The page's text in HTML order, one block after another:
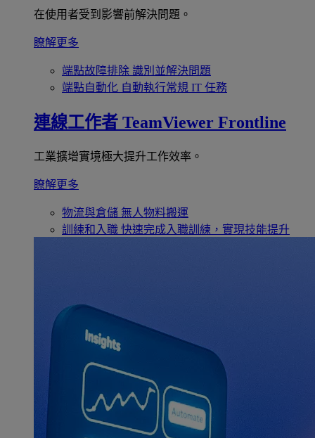
在使用者受到影響前解決問題。
瞭解更多
端點故障排除 識別並解決問題
端點自動化 自動執行常規 IT 任務
連線工作者 TeamViewer Frontline
工業擴增實境極大提升工作效率。
瞭解更多
物流與倉儲 無人物料搬運
訓練和入職 快速完成入職訓練，實現技能提升